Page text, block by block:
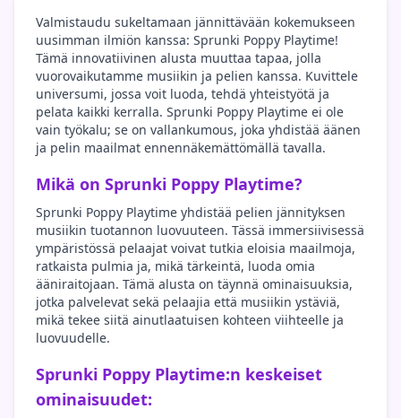
Valmistaudu sukeltamaan jännittävään kokemukseen
uusimman ilmiön kanssa: Sprunki Poppy Playtime!
Tämä innovatiivinen alusta muuttaa tapaa, jolla
vuorovaikutamme musiikin ja pelien kanssa. Kuvittele
universumi, jossa voit luoda, tehdä yhteistyötä ja
pelata kaikki kerralla. Sprunki Poppy Playtime ei ole
vain työkalu; se on vallankumous, joka yhdistää äänen
ja pelin maailmat ennennäkemättömällä tavalla.
Mikä on Sprunki Poppy Playtime?
Sprunki Poppy Playtime yhdistää pelien jännityksen
musiikin tuotannon luovuuteen. Tässä immersiivisessä
ympäristössä pelaajat voivat tutkia eloisia maailmoja,
ratkaista pulmia ja, mikä tärkeintä, luoda omia
ääniraitojaan. Tämä alusta on täynnä ominaisuuksia,
jotka palvelevat sekä pelaajia että musiikin ystäviä,
mikä tekee siitä ainutlaatuisen kohteen viihteelle ja
luovuudelle.
Sprunki Poppy Playtime:n keskeiset
ominaisuudet: